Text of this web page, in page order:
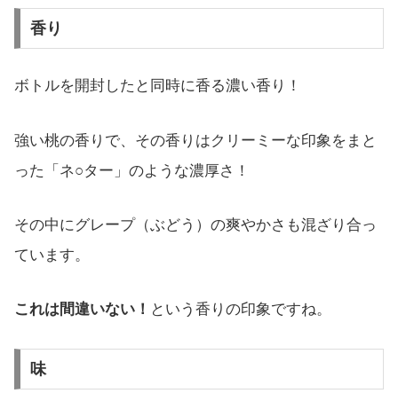
香り
ボトルを開封したと同時に香る濃い香り！
強い桃の香りで、その香りはクリーミーな印象をまと
った「ネ○ター」のような濃厚さ！
その中にグレープ（ぶどう）の爽やかさも混ざり合っ
ています。
これは間違いない！ という香りの印象ですね。
味